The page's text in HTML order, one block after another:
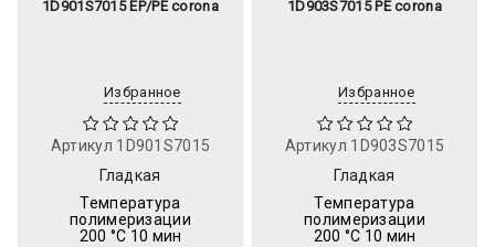
1D901S7015 EP/PE corona
Избранное
Артикул 1D901S7015
Гладкая
Температура
полимеризации
200 °C 10 мин
1D903S7015 PE corona
Избранное
Артикул 1D903S7015
Гладкая
Температура
полимеризации
200 °C 10 мин